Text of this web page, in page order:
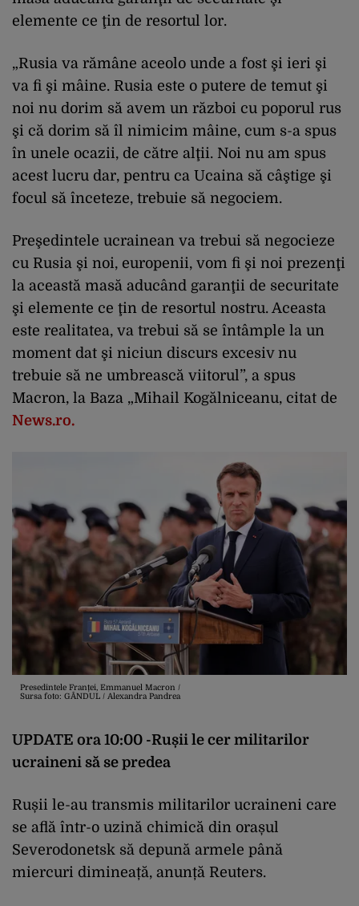
elemente ce ţin de resortul lor.
„Rusia va rămâne aceolo unde a fost şi ieri şi
va fi şi mâine. Rusia este o putere de temut şi
noi nu dorim să avem un război cu poporul rus
şi că dorim să îl nimicim mâine, cum s-a spus
în unele ocazii, de către alţii. Noi nu am spus
acest lucru dar, pentru ca Ucaina să câştige şi
focul să înceteze, trebuie să negociem.
Preşedintele ucrainean va trebui să negocieze
cu Rusia şi noi, europenii, vom fi şi noi prezenţi
la această masă aducând garanţii de securitate
şi elemente ce ţin de resortul nostru. Aceasta
este realitatea, va trebui să se întâmple la un
moment dat şi niciun discurs excesiv nu
trebuie să ne umbrească viitorul”, a spus
Macron, la Baza „Mihail Kogălniceanu, citat de
News.ro.
Presedintele Franței, Emmanuel Macron /
Sursa foto: GÂNDUL / Alexandra Pandrea
UPDATE ora 10:00 -Rușii le cer militarilor
ucraineni să se predea
Rușii le-au transmis militarilor ucraineni care
se află într-o uzină chimică din orașul
Severodonetsk să depună armele până
miercuri dimineață, anunță Reuters.